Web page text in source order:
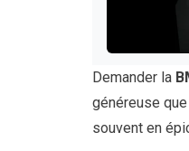
Demander la
généreuse
souvent en